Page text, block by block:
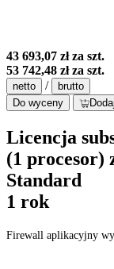
43 693,07 złza szt.
53 742,48 złza szt.
netto /
brutto
Do wyceny
Licencja
(1 procesor)
Standard
1 rok
Firewall aplikacyjny